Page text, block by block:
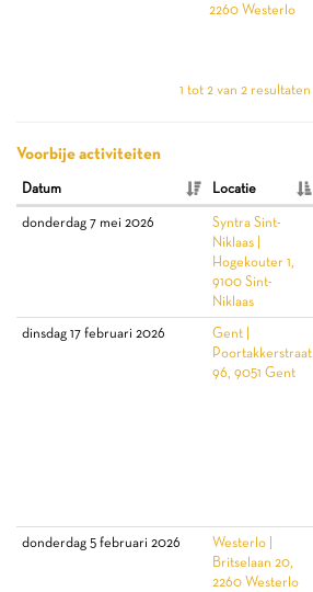
2260 Westerlo
1 tot 2 van 2 resultaten
Voorbije activiteiten
Datum Locatie
donderdag 7 mei 2026
Syntra Sint-
Niklaas |
Hogekouter 1,
9100 Sint-
Niklaas
dinsdag 17 februari 2026
Gent |
Poortakkerstraat
96, 9051 Gent
donderdag 5 februari 2026
Westerlo |
Britselaan 20,
2260 Westerlo